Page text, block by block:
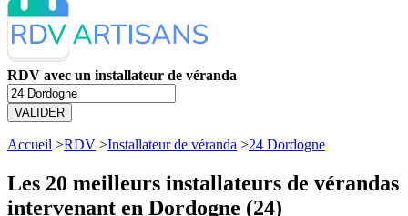
RDV avec un installateur de véranda
VALIDER
Accueil >RDV >Installateur de véranda >24 Dordogne
Les 20 meilleurs installateurs de vérandas
intervenant en Dordogne (24)